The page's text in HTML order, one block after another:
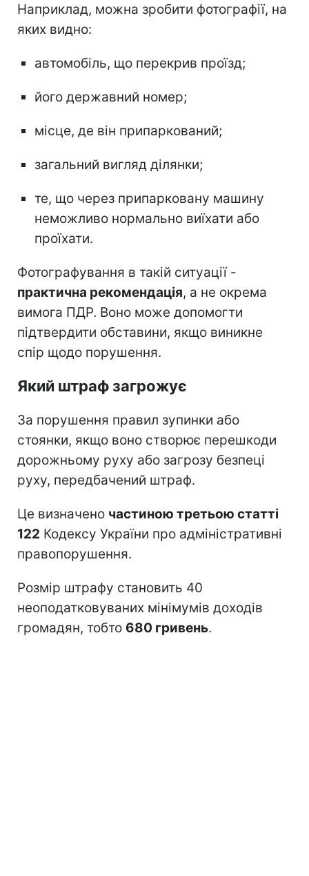
Наприклад, можна зробити фотографії, на
яких видно:
автомобіль, що перекрив проїзд;
його державний номер;
місце, де він припаркований;
загальний вигляд ділянки;
те, що через припарковану машину
неможливо нормально виїхати або
проїхати.
Фотографування в такій ситуації -
практична рекомендація, а не окрема
вимога ПДР. Воно може допомогти
підтвердити обставини, якщо виникне
спір щодо порушення.
Який штраф загрожує
За порушення правил зупинки або
стоянки, якщо воно створює перешкоди
дорожньому руху або загрозу безпеці
руху, передбачений штраф.
Це визначено частиною третьою статті
122 Кодексу України про адміністративні
правопорушення.
Розмір штрафу становить 40
неоподатковуваних мінімумів доходів
громадян, тобто 680 гривень.